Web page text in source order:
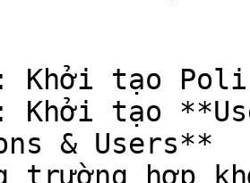
Khởi tạo
Khởi tạo
& Users**